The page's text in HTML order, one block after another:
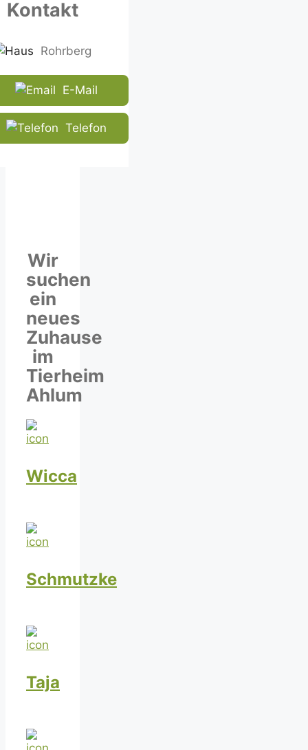
CAPTCHA
ensure
you
are
human.
Kontakt
Rohrberg
E-Mail
Telefon
Wir
suchen
ein
neues
Zuhause
im
Tierheim
Ahlum
Wicca
Schmutzke
Taja